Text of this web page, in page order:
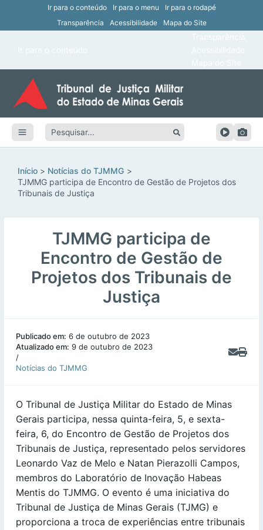
Ir para o conteúdo Ir para o menu
Ir para o rodapé
Transparência
Acessibilidade Mapa do Site
Pesquisar:
Início
Notícias do TJMMG
TJMMG participa de Encontro de Gestão de Projetos dos
Tribunais de Justiça
TJMMG participa de
Encontro de Gestão de
Projetos dos Tribunais de
Justiça
Publicado em: 6 de outubro de 2023
Atualizado em: 9 de outubro de 2023
/
Notícias do TJMMG
O Tribunal de Justiça Militar do Estado de Minas
Gerais participa, nessa quinta-feira, 5, e sexta-
feira, 6, do Encontro de Gestão de Projetos dos
Tribunais de Justiça, representado pelos servidores
Leonardo Vaz de Melo e Natan Pierazolli Campos,
membros do Laboratório de Inovação Habeas
Mentis do TJMMG. O evento é uma iniciativa do
Tribunal de Justiça de Minas Gerais (TJMG) e
proporciona a troca de experiências entre tribunais